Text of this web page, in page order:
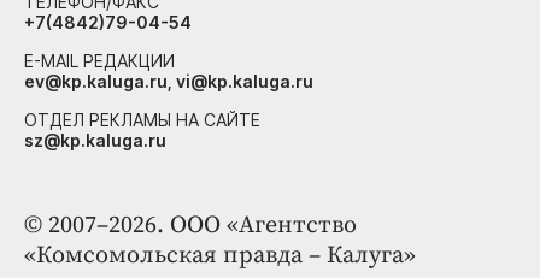
© 2007–2026. ООО «Агентство
«Комсомольская правда – Калуга»
+7(4842)79-04-54
E-MAIL РЕДАКЦИИ
ev@kp.kaluga.ru, vi@kp.kaluga.ru
ОТДЕЛ РЕКЛАМЫ НА САЙТЕ
sz@kp.kaluga.ru